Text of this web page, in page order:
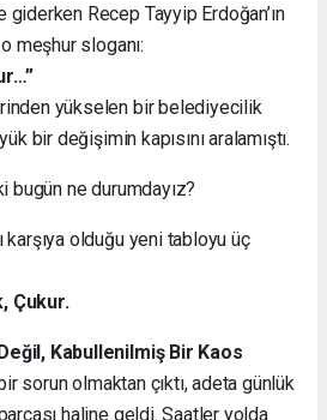
Recep Tayyip Erdoğan’ın
meşhur sloganı:
yükselen bir belediyecilik
bir değişimin kapısını aralamıştı.
bugün ne durumdayız?
karşıya olduğu yeni tabloyu üç
Çukur.
Kabullenilmiş Bir Kaos
sorun olmaktan çıktı, adeta günlük
haline geldi. Saatler yolda